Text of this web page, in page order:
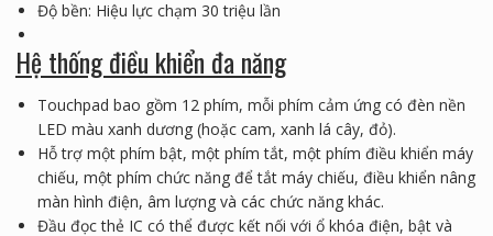
Độ bền: Hiệu lực chạm 30 triệu lần
Hệ thống điều khiển đa năng
Touchpad bao gồm 12 phím, mỗi phím cảm ứng có đèn nền
LED màu xanh dương (hoặc cam, xanh lá cây, đỏ).
Hỗ trợ một phím bật, một phím tắt, một phím điều khiển máy
chiếu, một phím chức năng để tắt máy chiếu, điều khiển nâng
màn hình điện, âm lượng và các chức năng khác.
Đầu đọc thẻ IC có thể được kết nối với ổ khóa điện, bật và